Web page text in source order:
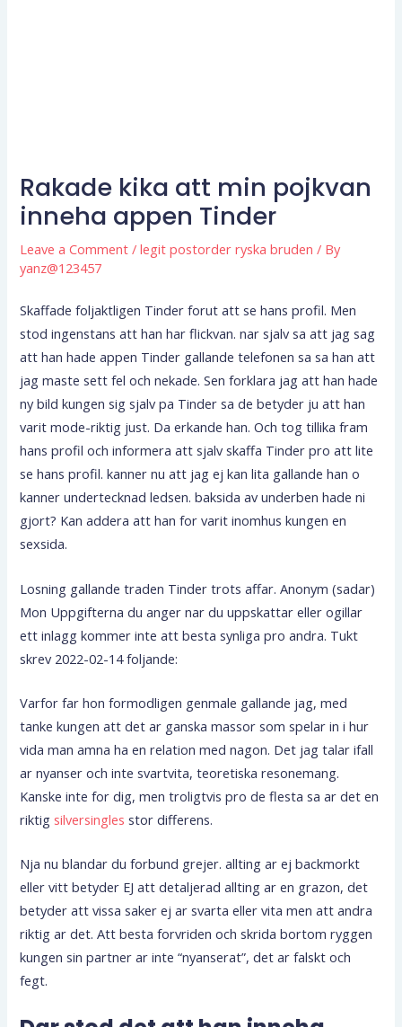
Rakade kika att min pojkvan
inneha appen Tinder
Leave a Comment /legit postorder ryska bruden / By
yanz@123457
Skaffade foljaktligen Tinder forut att se hans profil. Men
stod ingenstans att han har flickvan. nar sjalv sa att jag sag
att han hade appen Tinder gallande telefonen sa sa han att
jag maste sett fel och nekade. Sen forklara jag att han hade
ny bild kungen sig sjalv pa Tinder sa de betyder ju att han
varit mode-riktig just. Da erkande han. Och tog tillika fram
hans profil och informera att sjalv skaffa Tinder pro att lite
se hans profil. kanner nu att jag ej kan lita gallande han o
kanner undertecknad ledsen. baksida av underben hade ni
gjort? Kan addera att han for varit inomhus kungen en
sexsida.
Losning gallande traden Tinder trots affar. Anonym (sadar)
Mon Uppgifterna du anger nar du uppskattar eller ogillar
ett inlagg kommer inte att besta synliga pro andra. Tukt
skrev 2022-02-14 foljande:
Varfor far hon formodligen genmale gallande jag, med
tanke kungen att det ar ganska massor som spelar in i hur
vida man amna ha en relation med nagon. Det jag talar ifall
ar nyanser och inte svartvita, teoretiska resonemang.
Kanske inte for dig, men troligtvis pro de flesta sa ar det en
riktig silversingles stor differens.
Nja nu blandar du forbund grejer. allting ar ej backmorkt
eller vitt betyder EJ att detaljerad allting ar en grazon, det
betyder att vissa saker ej ar svarta eller vita men att andra
riktig ar det. Att besta forvriden och skrida bortom ryggen
kungen sin partner ar inte “nyanserat”, det ar falskt och
fegt.